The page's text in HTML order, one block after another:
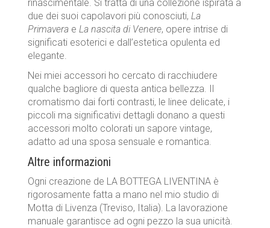
rinascimentale. Si tratta di una collezione ispirata a
due dei suoi capolavori più conosciuti, La
Primavera e La nascita di Venere, opere intrise di
significati esoterici e dall’estetica opulenta ed
elegante.
Nei miei accessori ho cercato di racchiudere
qualche bagliore di questa antica bellezza. Il
cromatismo dai forti contrasti, le linee delicate, i
piccoli ma significativi dettagli donano a questi
accessori molto colorati un sapore vintage,
adatto ad una sposa sensuale e romantica.
Altre informazioni
Ogni creazione de LA BOTTEGA LIVENTINA è
rigorosamente fatta a mano nel mio studio di
Motta di Livenza (Treviso, Italia). La lavorazione
manuale garantisce ad ogni pezzo la sua unicità.